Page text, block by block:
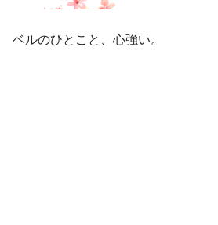
ベルのひとこと、心強い。